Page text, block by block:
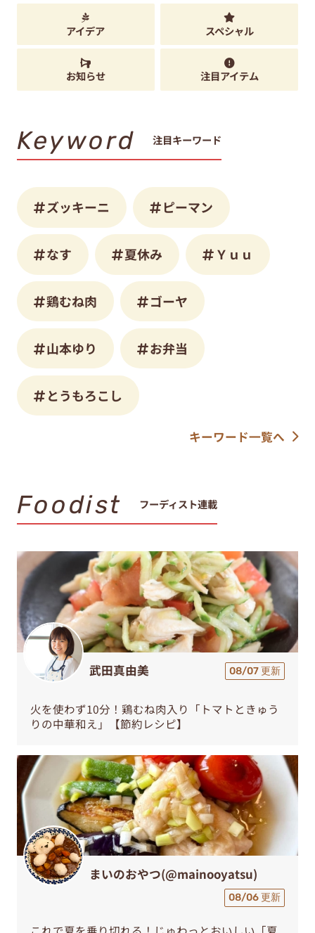
アイデア スペシャル
お知らせ 注目アイテム
Keyword 注目キーワード
ズッキーニ ピーマン
なす 夏休み Ｙｕｕ
鶏むね肉 ゴーヤ
山本ゆり お弁当
とうもろこし
キーワード一覧へ
Foodist フーディスト連載
武田真由美 08/07 更新
火を使わず10分！鶏むね肉入り「トマトときゅう
りの中華和え」【節約レシピ】
まいのおやつ(@mainooyatsu)
08/06 更新